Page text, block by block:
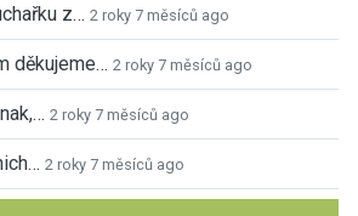
z… 2 roky 7 měsíců ago
děkujeme… 2 roky 7 měsíců ago
2 roky 7 měsíců ago
2 roky 7 měsíců ago